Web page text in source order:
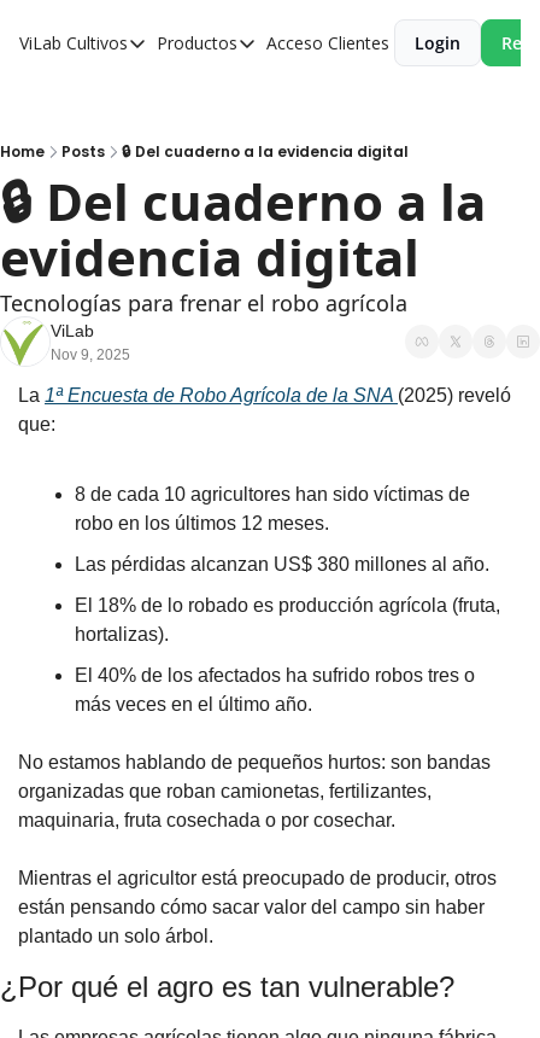
ViLab Cultivos
Cultivos
Olivos
Cítricos
Almendros
Productos
Productos
Estudio de Zonificación
Monitoreo Satelital de Cultivos
Acceso Clientes Login
Home Posts 🔒 Del cuaderno a la evidencia digital
🔒 Del cuaderno a la
evidencia digital
Tecnologías para frenar el robo agrícola
ViLab
Nov 9, 2025
La 1ª Encuesta de Robo Agrícola de la SNA (2025) reveló
que:
8 de cada 10 agricultores han sido víctimas de
robo en los últimos 12 meses.
Las pérdidas alcanzan US$ 380 millones al año.
El 18% de lo robado es producción agrícola (fruta,
hortalizas).
El 40% de los afectados ha sufrido robos tres o
más veces en el último año.
No estamos hablando de pequeños hurtos: son bandas
organizadas que roban camionetas, fertilizantes,
maquinaria, fruta cosechada o por cosechar.
Mientras el agricultor está preocupado de producir, otros
están pensando cómo sacar valor del campo sin haber
plantado un solo árbol.
¿Por qué el agro es tan vulnerable?